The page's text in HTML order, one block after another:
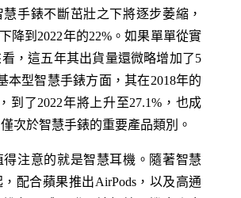
手錶不斷茁壯之下將逐步萎縮，
降到2022年的22%。如果單單從實
，這五年其出貨量還微略增加了5
本型智慧手錶方面，其在2018年的
到了2022年將上升至27.1%，也成
次於智慧手錶的重要產品類別。
得注意的就是智慧耳機。隨著智慧
配合蘋果推出AirPods，以及高通